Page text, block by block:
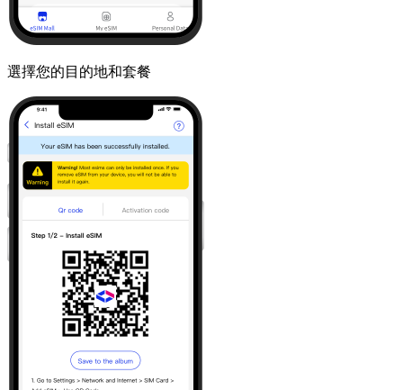
選擇您的目的地和套餐